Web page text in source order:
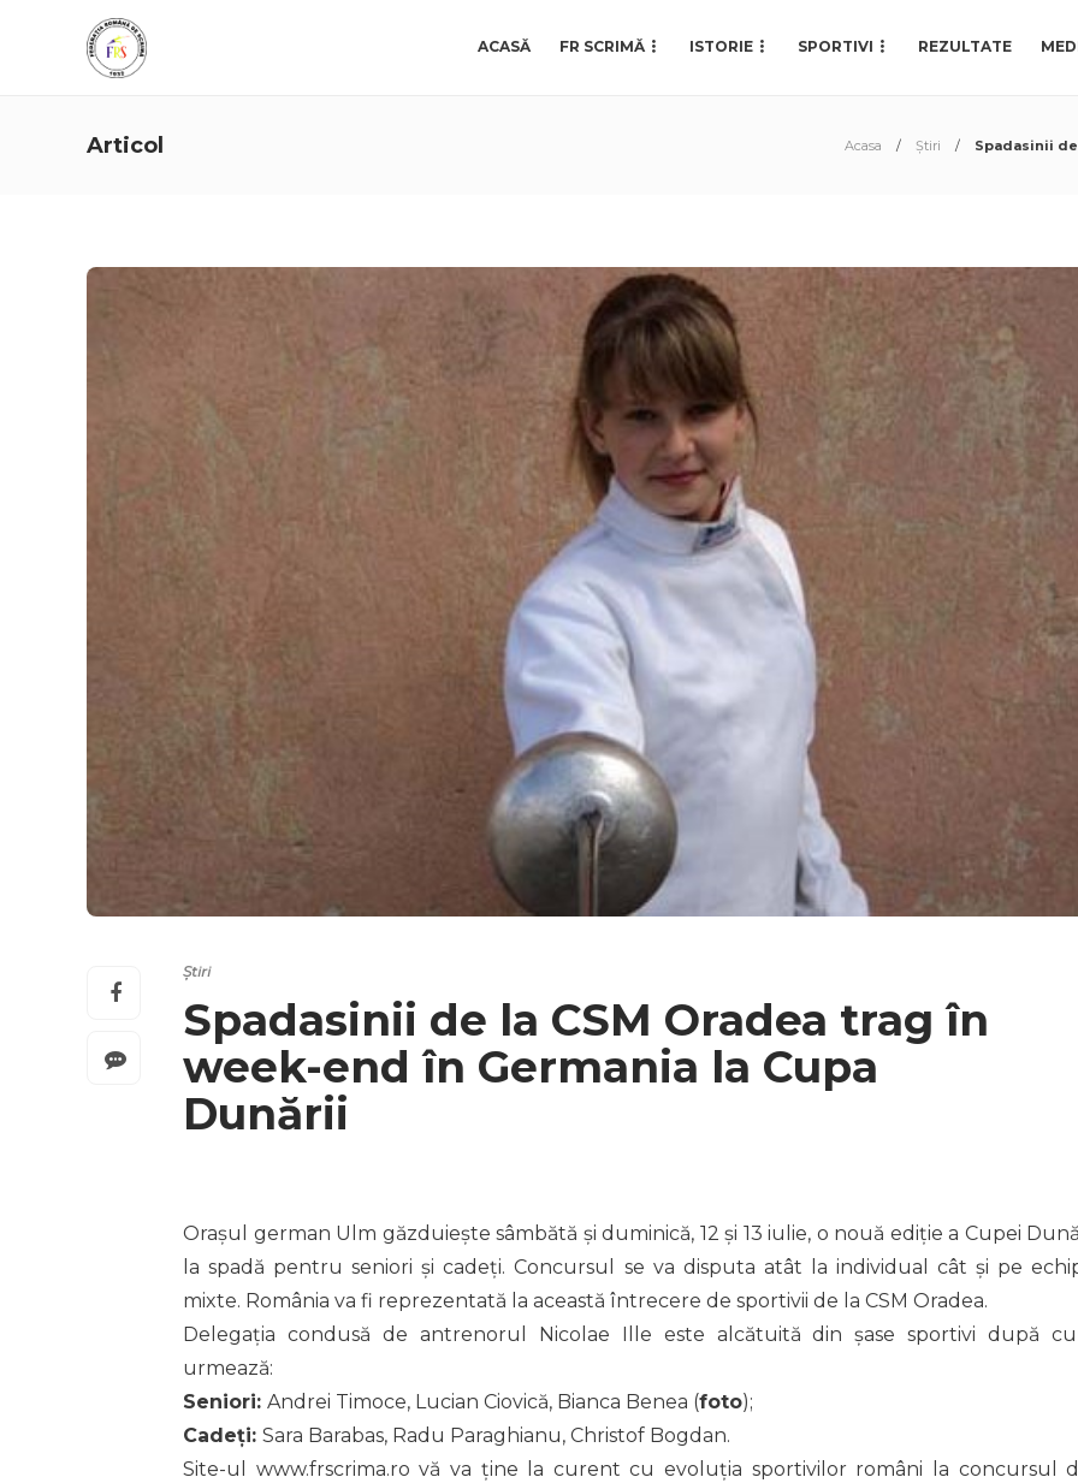
ACASĂ FR SCRIMĂ ISTORIE SPORTIVI REZULTATE
Articol Acasa Știri Spadasinii
Știri
Spadasinii de la CSM Oradea trag în
week-end în Germania la Cupa
Dunării
Orașul german Ulm găzduiește sâmbătă și duminică, 12 și 13 iulie, o nouă ediție a Cupei
la spadă pentru seniori și cadeți. Concursul se va disputa atât la individual cât și pe
mixte. România va fi reprezentată la această întrecere de sportivii de la CSM Oradea.
Delegația condusă de antrenorul Nicolae Ille este alcătuită din șase sportivi după
urmează:
Seniori: Andrei Timoce, Lucian Ciovică, Bianca Benea (foto);
Cadeți: Sara Barabas, Radu Paraghianu, Christof Bogdan.
Site-ul www.frscrima.ro vă va ține la curent cu evoluția sportivilor români la concursul